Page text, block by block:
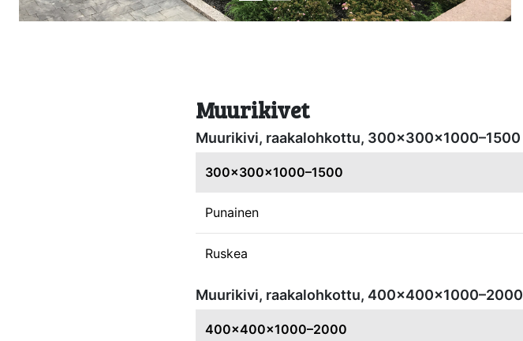
Muurikivet
Muurikivi, raakalohkottu, 300x300x1000–1500
300x300x1000–1500
Punainen
Ruskea
Muurikivi, raakalohkottu, 400x400x1000–2000
400x400x1000–2000